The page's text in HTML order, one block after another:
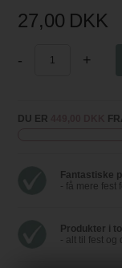
27,00 DKK
- +
DU ER
Fantastiske
- få mere fest
Produkter i
- alt til fest og